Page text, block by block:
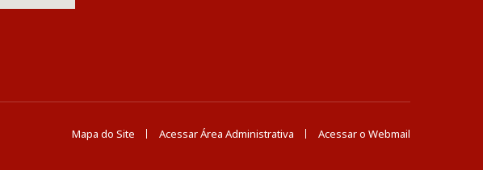
Mapa do Site Acessar Área Administrativa Acessar o Webmail